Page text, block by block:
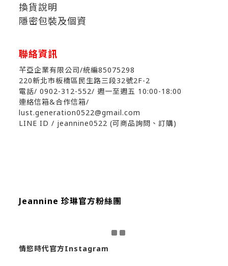
換貨說明
隱密包裝及個資
聯絡資訊
芊亞企業有限公司/統編85075298
220新北市板橋區民生路三段32號2F-2
電話/ 0902-312-552/ 週一至週五 10:00-18:00
連絡信箱&合作信箱/
lust.generation0522@gmail.com
LINE ID / jeannine0522 (可商品詢問、訂購)
Jeannine 珍琳官方粉絲團
情慾時代官方Instagram